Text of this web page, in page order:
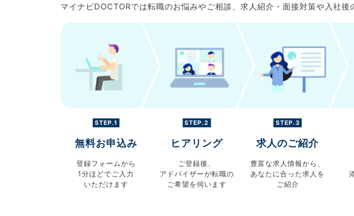
マイナビDOCTORでは転職のお悩みやご相談、求人紹介・面接対策や入社
STEP.1
無料お申込み
登録フォームから
1分ほどでご入力
いただけます
STEP.2
ヒアリング
ご登録後、
アドバイザーが転職の
ご希望を伺います
STEP.3
求人のご紹介
豊富な求人情報から、
あなたに合った求人を
ご紹介